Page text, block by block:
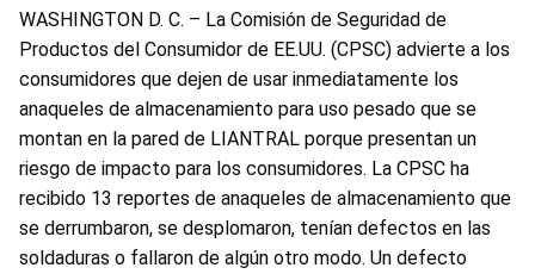
WASHINGTON D. C. – La Comisión de Seguridad de
Productos del Consumidor de EE.UU. (CPSC) advierte a los
consumidores que dejen de usar inmediatamente los
anaqueles de almacenamiento para uso pesado que se
montan en la pared de LIANTRAL porque presentan un
riesgo de impacto para los consumidores. La CPSC ha
recibido 13 reportes de anaqueles de almacenamiento que
se derrumbaron, se desplomaron, tenían defectos en las
soldaduras o fallaron de algún otro modo. Un defecto